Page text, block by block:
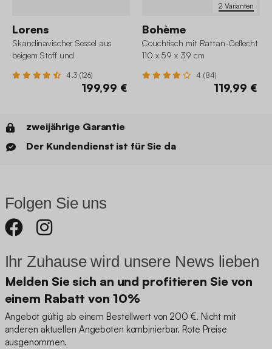
Lorens
Skandinavischer Sessel aus
beigem Stoff und
4.3 (126)
199,99 €
2 Varianten
Bohème
Couchtisch mit Rattan-Geflecht
110 x 59 x 39 cm
4 (84)
119,99 €
zweijährige Garantie
Der Kundendienst ist für Sie da
Folgen Sie uns
Ihr Zuhause wird unsere News lieben
Melden Sie sich an und profitieren Sie von
einem Rabatt von 10%
Angebot gültig ab einem Bestellwert von 200 €. Nicht mit
anderen aktuellen Angeboten kombinierbar. Rote Preise
ausgenommen.